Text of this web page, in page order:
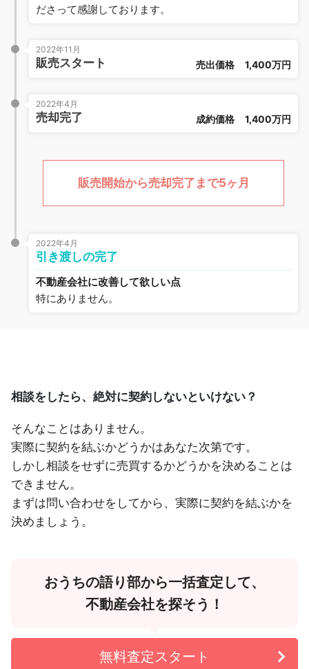
ださって感謝しております。
2022年11月
販売スタート 売出価格 1,400万円
2022年4月
売却完了 成約価格 1,400万円
販売開始から売却完了まで5ヶ月
2022年4月
引き渡しの完了
不動産会社に改善して欲しい点
特にありません。
相談をしたら、絶対に契約しないといけない？
そんなことはありません。
実際に契約を結ぶかどうかはあなた次第です。
しかし相談をせずに売買するかどうかを決めることは
できません。
まずは問い合わせをしてから、実際に契約を結ぶかを
決めましょう。
おうちの語り部から一括査定して、
不動産会社を探そう！
無料査定スタート